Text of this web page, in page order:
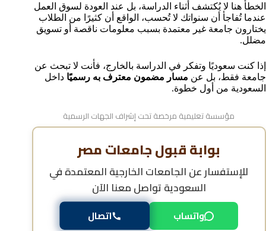
تأثير اعتماد الجامعة على فرص العمل في السعودية
خطوات ومواعيد التقديم علي الجامعات الخارجية المعتمدة
في السعودية
السعودية
الخطأ هنا لا يُكتشف أثناء الدراسة، بل عند العودة لسوق العمل
عندما تُفاجأ أن سنواتك لا تُحسب، الواقع أن كثيرًا من الطلاب
يختارون جامعة غير معتمدة بسبب معلومات ناقصة أو تسويق
مضلل.
إذا كنت سعوديًا وتفكر في الدراسة بالخارج، فأنت لا تبحث عن
جامعة فقط، بل عن مسار مضمون معترف به رسميًا داخل
السعودية من أول خطوة.
مؤسسة تعليمية مرخصة تحت إشراف الجهات الرسمية
بوابة قبول جامعات مصر
للإستفسار عنالجامعات الخارجية المعتمدة في
السعوديةتواصل معنا الآن
واتساب اتصال